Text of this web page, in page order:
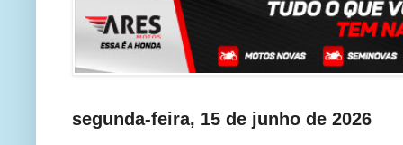
segunda-feira, 15 de junho de 2026